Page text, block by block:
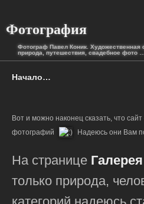
Фотография
Фотограф Павел Коник. Художественная
природа, путешествия, свадебное фото …
Начало…
Вот и можно наконец сказать, что
фотографий
Надеюсь они Вам
На странице Галерея
только природа,